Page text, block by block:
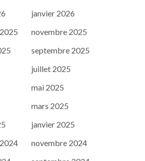
janvier 2026
novembre 2025
septembre 2025
juillet 2025
mai 2025
mars 2025
janvier 2025
novembre 2024